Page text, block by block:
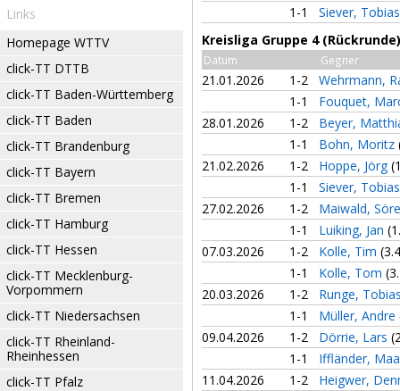
Links
Homepage WTTV
click-TT DTTB
click-TT Baden-Württemberg
click-TT Baden
click-TT Brandenburg
click-TT Bayern
click-TT Bremen
click-TT Hamburg
click-TT Hessen
click-TT Mecklenburg-
Vorpommern
click-TT Niedersachsen
click-TT Rheinland-
Rheinhessen
click-TT Pfalz
1-1
Siever,
Kreisliga Gruppe 4 (Rückrunde)
Datum Gegner
21.01.2026 1-2
Wehrmann,
1-1
Fouquet,
28.01.2026
1-2
Beyer,
1-1
Bohn, Moritz
21.02.2026
1-2 Hoppe, Jörg
1-1
Siever,
27.02.2026
1-2
Maiwald,
1-1
Luiking, Jan
07.03.2026
1-2 Kolle, Tim
1-1
Kolle, Tom
20.03.2026
1-2
Runge,
1-1
Müller, Andre
09.04.2026
1-2 Dörrie, Lars
1-1
Iffländer,
11.04.2026
1-2
Heigwer,